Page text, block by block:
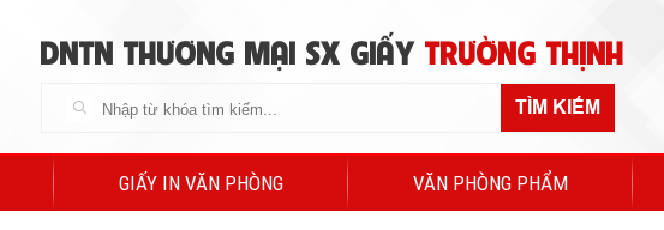
DNTN THƯƠNG MẠI SX GIẤY TRƯỜNG THỊNH
TÌM KIẾM
GIẤY IN VĂN PHÒNG VĂN PHÒNG PHẨM